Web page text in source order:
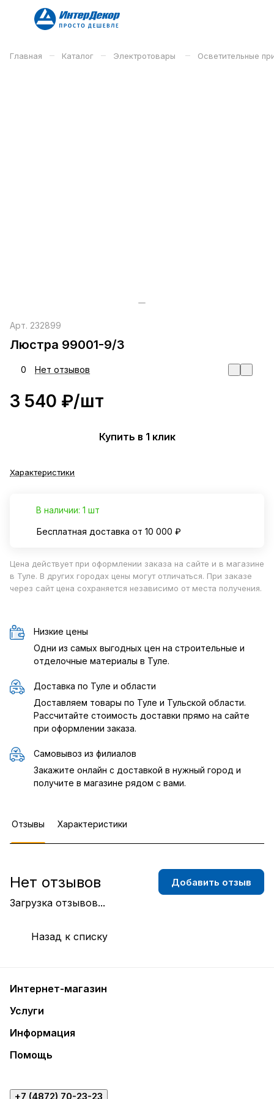
Главная – Каталог – Электротовары – Осветительные
Арт. 232899
Люстра 99001-9/3
0 Нет отзывов
3 540 ₽/шт
Купить в 1 клик
Характеристики
В наличии: 1 шт
Бесплатная доставка от 10 000 ₽
Цена действует при оформлении заказа на сайте и в магазине
в Туле. В других городах цены могут отличаться. При заказе
через сайт цена сохраняется независимо от места получения.
Низкие цены
Одни из самых выгодных цен на строительные и
отделочные материалы в Туле.
Доставка по Туле и области
Доставляем товары по Туле и Тульской области.
Рассчитайте стоимость доставки прямо на сайте
при оформлении заказа.
Самовывоз из филиалов
Закажите онлайн с доставкой в нужный город и
получите в магазине рядом с вами.
Отзывы Характеристики
Загрузка отзывов...
Нет отзывов Добавить отзыв
Назад к списку
Интернет-магазин
Услуги
Информация
Помощь
+7 (4872) 70-23-23